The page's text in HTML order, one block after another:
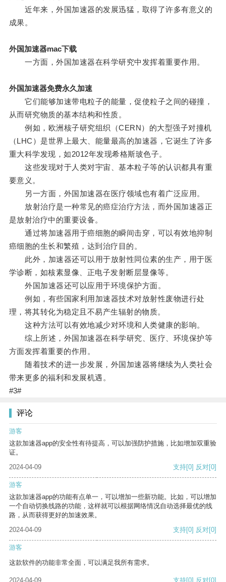
近年来，外国加速器的发展迅猛，取得了许多有意义的
成果。
外国加速器mac下载
一方面，外国加速器在科学研究中发挥着重要作用。
外国加速器免费永久加速
它们能够加速带电粒子的能量，促使粒子之间的碰撞，
从而研究物质的基本结构和性质。
例如，欧洲核子研究组织（CERN）的大型强子对撞机
（LHC）是世界上最大、能量最高的加速器，它诞生了许多
重大科学发现，如2012年发现希格斯玻色子。
这些发现对于人类对宇宙、基本粒子等的认识都具有重
要意义。
另一方面，外国加速器在医疗领域也有着广泛应用。
放射治疗是一种常见的癌症治疗方法，而外国加速器正
是放射治疗中的重要设备。
通过将加速器用于癌细胞的瞬间击穿，可以有效地抑制
癌细胞的生长和繁殖，达到治疗目的。
此外，加速器还可以用于放射性同位素的生产，用于医
学诊断，如核素显像、正电子发射断层显像等。
外国加速器还可以应用于环境保护方面。
例如，有些国家利用加速器技术对放射性废物进行处
理，将其转化为稳定且不易产生辐射的物质。
这种方法可以有效地减少对环境和人类健康的影响。
综上所述，外国加速器在科学研究、医疗、环境保护等
方面发挥着重要的作用。
随着技术的进一步发展，外国加速器将继续为人类社会
带来更多的福利和发展机遇。
#3#
评论
游客
这款加速器app的安全性有待提高，可以加强防护措施，比如增加双重验
证。
2024-04-09
支持[0] 反对[0]
游客
这款加速器app的功能有点单一，可以增加一些新功能。比如，可以增加
一个自动切换线路的功能，这样就可以根据网络情况自动选择最优的线
路，从而获得更好的加速效果。
2024-04-09
支持[0] 反对[0]
游客
这款软件的功能非常全面，可以满足我所有需求。
2024-04-09 支持[0] 反对[0]